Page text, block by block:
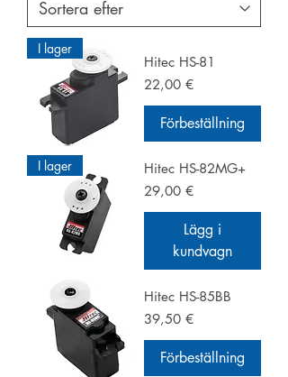
I lager
Hitec HS-81
Pris
22,00 €
Förbeställning
I lager
Hitec HS-82MG+
Pris
29,00 €
Lägg i
kundvagn
Hitec HS-85BB
Pris
39,50 €
Förbeställning